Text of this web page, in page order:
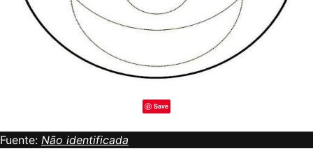
Save
Fuente: Não identificada